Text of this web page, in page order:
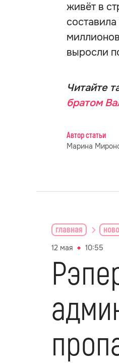
живёт в
выросли
Читайте
братом
Автор статьи
Марина
главная
12 мая 10:55